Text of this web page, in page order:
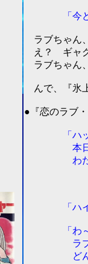
「今どき
ラブちゃん
え？ ギャグ
ラブちゃん
んで、『氷
●『恋のラブ・
「ハッピ
本日２月
わたくし
ラブち
「ハイ
「わ～
ラブちゃ
どんな